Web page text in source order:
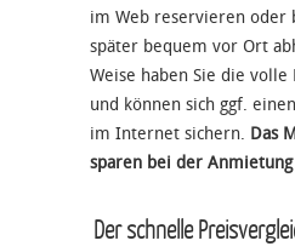
im Web reservieren oder
später bequem vor Ort
Weise haben Sie die volle
und können sich ggf.
im Internet sichern. Das
sparen bei der
Der schnelle